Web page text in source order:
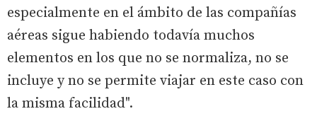
especialmente en el ámbito de las compañías
aéreas sigue habiendo todavía muchos
elementos en los que no se normaliza, no se
incluye y no se permite viajar en este caso con
la misma facilidad".